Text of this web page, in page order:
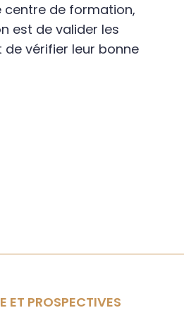
de formation,
est de valider les
vérifier leur bonne
ET PROSPECTIVES